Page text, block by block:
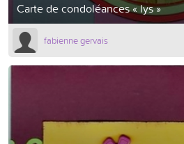
Carte de condoléances « lys »
fabienne gervais